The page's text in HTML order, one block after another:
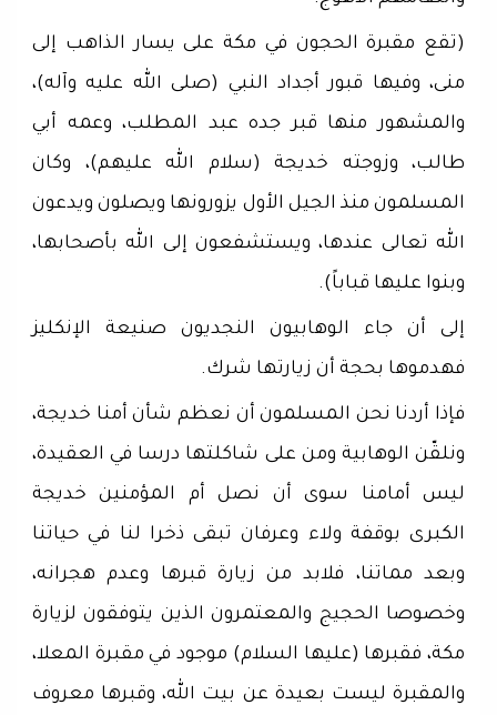
(تقع مقبرة الحجون في مكة على يسار الذاهب إلى
منى، وفيها قبور أجداد النبي (صلى الله عليه وآله)،
والمشهور منها قبر جده عبد المطلب، وعمه أبي
طالب، وزوجته خديجة (سلام الله عليهم)، وكان
المسلمون منذ الجيل الأول يزورونها ويصلون ويدعون
الله تعالى عندها، ويستشفعون إلى الله بأصحابها،
وبنوا عليها قباباً).
إلى أن جاء الوهابيون النجديون صنيعة الإنكليز
فهدموها بحجة أن زيارتها شرك.
فإذا أردنا نحن المسلمون أن نعظم شأن أمنا خديجة،
ونلقّن الوهابية ومن على شاكلتها درسا في العقيدة،
ليس أمامنا سوى أن نصل أم المؤمنين خديجة
الكبرى بوقفة ولاء وعرفان تبقى ذخرا لنا في حياتنا
وبعد مماتنا، فلابد من زيارة قبرها وعدم هجرانه،
وخصوصا الحجيج والمعتمرون الذين يتوفقون لزيارة
مكة، فقبرها (عليها السلام) موجود في مقبرة المعلا،
والمقبرة ليست بعيدة عن بيت الله، وقبرها معروف